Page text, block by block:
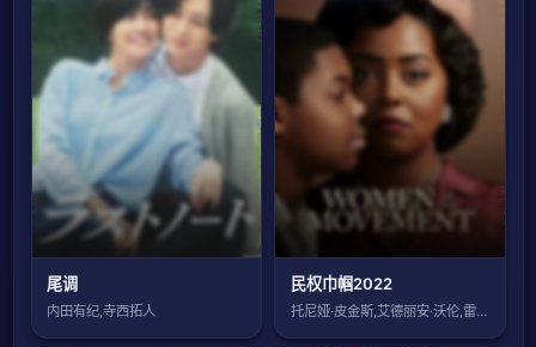
尾调
内田有纪,寺西拓人
民权巾帼2022
托尼娅·皮金斯,艾德丽安·沃伦,雷·费舍